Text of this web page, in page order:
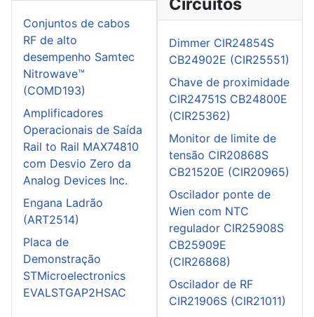
Conjuntos de cabos
RF de alto
desempenho Samtec
Nitrowave™
(COMD193)
Amplificadores
Operacionais de Saída
Rail to Rail MAX74810
com Desvio Zero da
Analog Devices Inc.
Engana Ladrão
(ART2514)
Placa de
Demonstração
STMicroelectronics
EVALSTGAP2HSAC
Circuitos
Dimmer CIR24854S
CB24902E (CIR25551)
Chave de proximidade
CIR24751S CB24800E
(CIR25362)
Monitor de limite de
tensão CIR20868S
CB21520E (CIR20965)
Oscilador ponte de
Wien com NTC
regulador CIR25908S
CB25909E
(CIR26868)
Oscilador de RF
CIR21906S (CIR21011)